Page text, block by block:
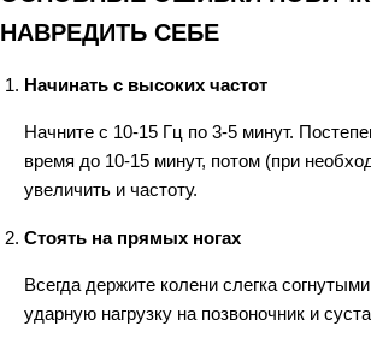
НАВРЕДИТЬ СЕБЕ
Начинать с высоких частот
Начните с 10-15 Гц по 3-5 минут.
время до 10-15 минут, потом (при
увеличить и частоту.
Стоять на прямых ногах
Всегда держите колени слегка
ударную нагрузку на позвоночник и